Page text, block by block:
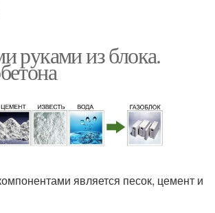
руками из блока.
является песок, цемент и